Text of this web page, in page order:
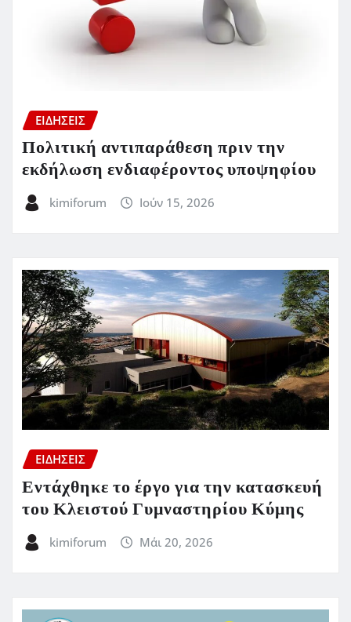
ΕΙΔΗΣΕΙΣ
Πολιτική αντιπαράθεση πριν την
εκδήλωση ενδιαφέροντος υποψηφίου
kimiforum Ιούν 15, 2026
ΕΙΔΗΣΕΙΣ
Εντάχθηκε το έργο για την κατασκευή
του Κλειστού Γυμναστηρίου Κύμης
kimiforum Μάι 20, 2026